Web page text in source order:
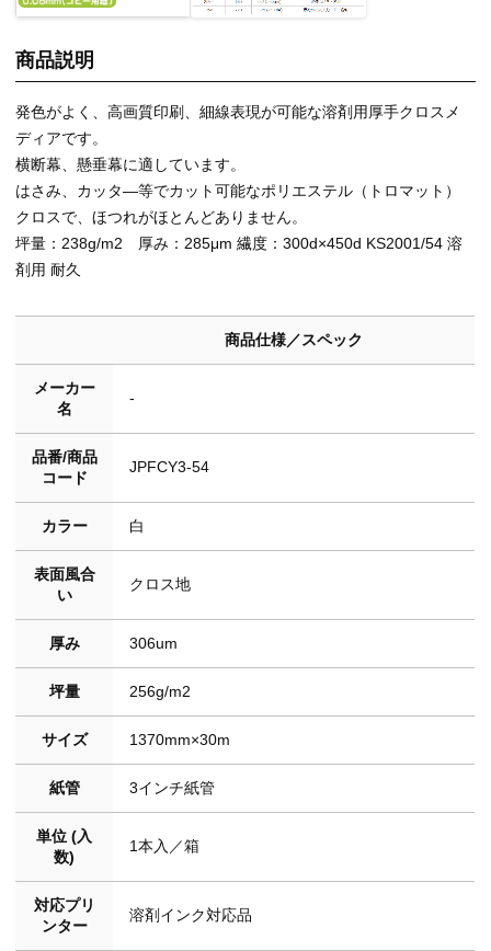
商品説明
発色がよく、高画質印刷、細線表現が可能な溶剤用厚手クロスメ
ディアです。
横断幕、懸垂幕に適しています。
はさみ、カッタ―等でカット可能なポリエステル（トロマット）
クロスで、ほつれがほとんどありません。
坪量：238g/m2 厚み：285μm 繊度：300d×450d KS2001/54 溶
剤用 耐久
商品仕様／スペック
メーカー
名
-
品番/商品
コード
JPFCY3-54
カラー 白
表面風合
い
クロス地
厚み 306um
坪量 256g/m2
サイズ 1370mm×30m
紙管 3インチ紙管
単位 (入
数)
1本入／箱
対応プリ
ンター
溶剤インク対応品